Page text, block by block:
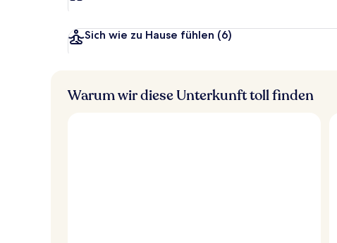
Sich wie zu Hause fühlen (6)
Warum wir diese Unterkunft toll finden